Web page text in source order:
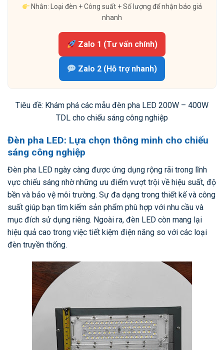
Nhắn: Loại đèn + Công suất + Số lượng để nhận báo giá
nhanh
Zalo 1 (Tư vấn chính)
Zalo 2 (Hỗ trợ nhanh)
Tiêu đề: Khám phá các mẫu đèn pha LED 200W – 400W
TDL cho chiếu sáng công nghiệp
Đèn pha LED: Lựa chọn thông minh cho chiếu
sáng công nghiệp
Đèn pha LED ngày càng được ứng dụng rộng rãi trong lĩnh
vực chiếu sáng nhờ những ưu điểm vượt trội về hiệu suất, độ
bền và bảo vệ môi trường. Sự đa dạng trong thiết kế và công
suất giúp bạn tìm kiếm sản phẩm phù hợp với nhu cầu và
mục đích sử dụng riêng. Ngoài ra, đèn LED còn mang lại
hiệu quả cao trong việc tiết kiệm điện năng so với các loại
đèn truyền thống.